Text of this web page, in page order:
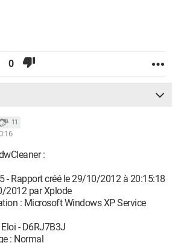
0
11
:
- Rapport créé le 29/10/2012 à 20:15:18
2012 par Xplode
: Microsoft Windows XP Service
- D6RJ7B3J
: Normal